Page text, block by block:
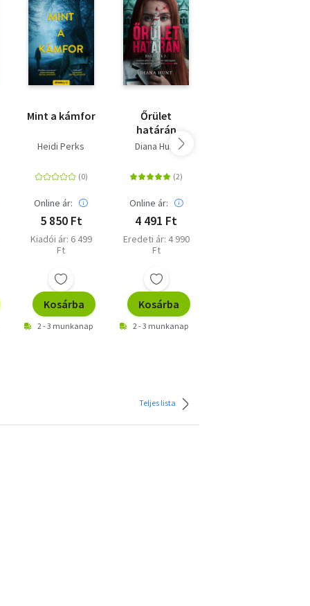
Mint a kámfor
Heidi Perks
Online ár:
5 850 Ft
Kiadói ár: 6 499
Ft
Kosárba
2 - 3 munkanap
Őrület
határán
Diana Hunt
Online ár:
4 491 Ft
Eredeti ár: 4 990
Ft
Kosárba
2 - 3 munkanap
Teljes lista